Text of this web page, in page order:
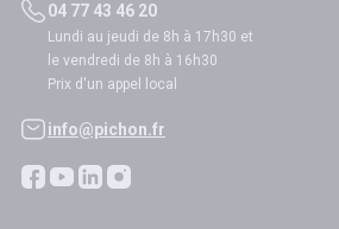
04 77 43 46 20
Lundi au jeudi de 8h à 17h30 et
le vendredi de 8h à 16h30
Prix d'un appel local
info@pichon.fr